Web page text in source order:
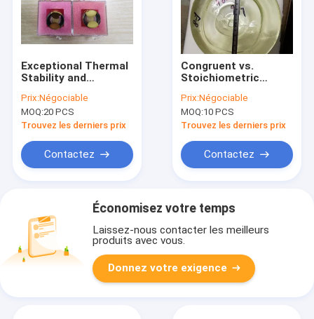
Exceptional Thermal
Stability and
with Our Quartz
Endcap for
Piezoelectric Wafer
Prix:Négociable
MOQ:20 PCS
Trouvez les derniers prix
Contactez
Congruent vs.
Stoichiometric
Ultimate Solution for
Optoelectronic and
Acoustic
Prix:Négociable
MOQ:10 PCS
Trouvez les derniers prix
Contactez
Économisez votre temps
Laissez-nous contacter les meilleurs
produits avec vous.
Donnez votre exigence